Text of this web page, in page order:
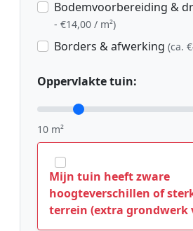
Bodemvoorbereiding &
- €14,00 / m²)
Borders & afwerking (ca.
Oppervlakte tuin:
10 m²
Mijn tuin heeft zware
hoogteverschillen of
terrein (extra grondwerk